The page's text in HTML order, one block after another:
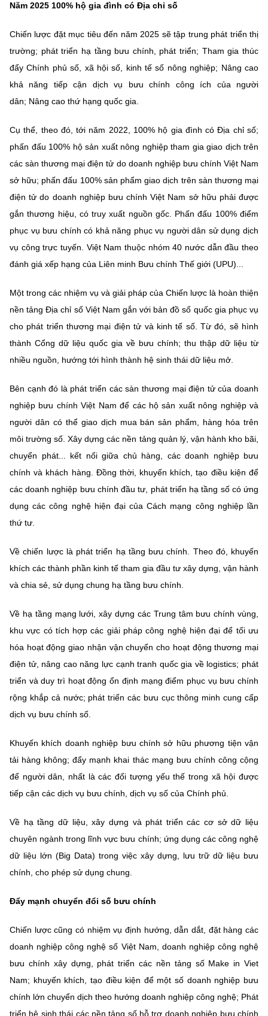
Năm 2025 100% hộ gia đình có Địa chỉ số
Chiến lược đặt mục tiêu đến năm 2025 sẽ tập trung phát triển thị
trường; phát triển hạ tầng bưu chính, phát triển; Tham gia thúc
đẩy Chính phủ số, xã hội số, kinh tế số nông nghiệp; Nâng cao
khả năng tiếp cận dịch vụ bưu chính công ích của người
dân; Nâng cao thứ hạng quốc gia.
Cụ thể, theo đó, tới năm 2022, 100% hộ gia đình có Địa chỉ số;
phấn đấu 100% hộ sản xuất nông nghiệp tham gia giao dịch trên
các sàn thương mại điện tử do doanh nghiệp bưu chính Việt Nam
sở hữu; phấn đấu 100% sản phẩm giao dịch trên sàn thương mại
điện tử do doanh nghiệp bưu chính Việt Nam sở hữu phải được
gắn thương hiệu, có truy xuất nguồn gốc. Phấn đấu 100% điểm
phục vụ bưu chính có khả năng phục vụ người dân sử dụng dịch
vụ công trực tuyến. Việt Nam thuộc nhóm 40 nước dẫn đầu theo
đánh giá xếp hạng của Liên minh Bưu chính Thế giới (UPU)...
Một trong các nhiệm vụ và giải pháp của Chiến lược là hoàn thiện
nền tảng Địa chỉ số Việt Nam gắn với bản đồ số quốc gia phục vụ
cho phát triển thương mại điện tử và kinh tế số. Từ đó, sẽ hình
thành Cổng dữ liệu quốc gia về bưu chính; thu thập dữ liệu từ
nhiều nguồn, hướng tới hình thành hệ sinh thái dữ liệu mở.
Bên cạnh đó là phát triển các sàn thương mại điện tử của doanh
nghiệp bưu chính Việt Nam để các hộ sản xuất nông nghiệp và
người dân có thể giao dịch mua bán sản phẩm, hàng hóa trên
môi trường số. Xây dựng các nền tảng quản lý, vận hành kho bãi,
chuyển phát... kết nối giữa chủ hàng, các doanh nghiệp bưu
chính và khách hàng. Đồng thời, khuyến khích, tạo điều kiện để
các doanh nghiệp bưu chính đầu tư, phát triển hạ tầng số có ứng
dụng các công nghệ hiện đại của Cách mạng công nghiệp lần
thứ tư.
Về chiến lược là phát triển hạ tầng bưu chính. Theo đó, khuyến
khích các thành phần kinh tế tham gia đầu tư xây dựng, vận hành
và chia sẻ, sử dụng chung hạ tầng bưu chính.
Về hạ tầng mạng lưới, xây dựng các Trung tâm bưu chính vùng,
khu vực có tích hợp các giải pháp công nghệ hiện đại để tối ưu
hóa hoạt động giao nhận vận chuyển cho hoạt động thương mại
điện tử, nâng cao năng lực cạnh tranh quốc gia về logistics; phát
triển và duy trì hoạt động ổn định mạng điểm phục vụ bưu chính
rộng khắp cả nước; phát triển các bưu cục thông minh cung cấp
dịch vụ bưu chính số.
Khuyến khích doanh nghiệp bưu chính sở hữu phương tiện vận
tải hàng không; đẩy mạnh khai thác mạng bưu chính công cộng
để người dân, nhất là các đối tượng yếu thế trong xã hội được
tiếp cận các dịch vụ bưu chính, dịch vụ số của Chính phủ.
Về hạ tầng dữ liệu, xây dựng và phát triển các cơ sở dữ liệu
chuyên ngành trong lĩnh vực bưu chính; ứng dụng các công nghệ
dữ liệu lớn (Big Data) trong việc xây dựng, lưu trữ dữ liệu bưu
chính, cho phép sử dụng chung.
Đẩy mạnh chuyển đổi số bưu chính
Chiến lược cũng có nhiệm vụ định hướng, dẫn dắt, đặt hàng các
doanh nghiệp công nghệ số Việt Nam, doanh nghiệp công nghệ
bưu chính xây dựng, phát triển các nền tảng số Make in Viet
Nam; khuyến khích, tạo điều kiện để một số doanh nghiệp bưu
chính lớn chuyển dịch theo hướng doanh nghiệp công nghệ; Phát
triển hệ sinh thái các nền tảng số hỗ trợ doanh nghiệp bưu chính